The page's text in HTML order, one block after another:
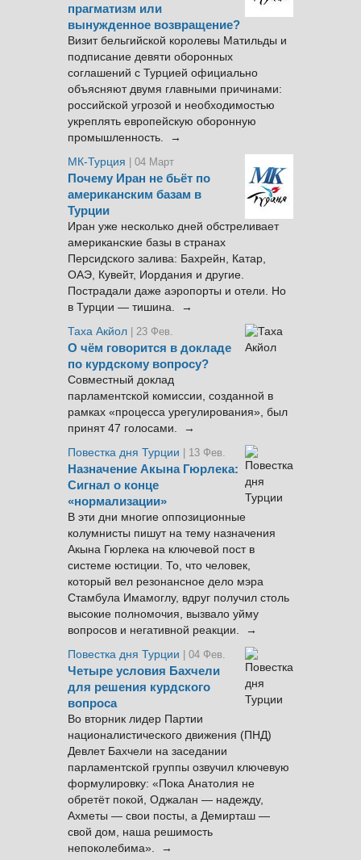
прагматизм или
вынужденное возвращение?
Визит бельгийской королевы Матильды и
подписание девяти оборонных
соглашений с Турцией официально
объясняют двумя главными причинами:
российской угрозой и необходимостью
укреплять европейскую оборонную
промышленность. →
МК-Турция
| 04 Март
Почему Иран не бьёт по
американским базам в
Турции
Иран уже несколько дней обстреливает
американские базы в странах
Персидского залива: Бахрейн, Катар,
ОАЭ, Кувейт, Иордания и другие.
Пострадали даже аэропорты и отели. Но
в Турции — тишина. →
Таха Акйол | 23 Фев.
О чём говорится в докладе
по курдскому вопросу?
Совместный доклад
парламентской комиссии, созданной в
рамках «процесса урегулирования», был
принят 47 голосами. →
Повестка дня Турции
| 13 Фев.
Назначение Акына Гюрлека:
Сигнал о конце
«нормализации»
В эти дни многие оппозиционные
колумнисты пишут на тему назначения
Акына Гюрлека на ключевой пост в
системе юстиции. То, что человек,
который вел резонансное дело мэра
Стамбула Имамоглу, вдруг получил столь
высокие полномочия, вызвало уйму
вопросов и негативной реакции. →
Повестка дня Турции
| 04 Фев.
Четыре условия Бахчели
для решения курдского
вопроса
Во вторник лидер Партии
националистического движения (ПНД)
Девлет Бахчели на заседании
парламентской группы озвучил ключевую
формулировку: «Пока Анатолия не
обретёт покой, Оджалан — надежду,
Ахметы — свои посты, а Демирташ —
свой дом, наша решимость
непоколебима». →